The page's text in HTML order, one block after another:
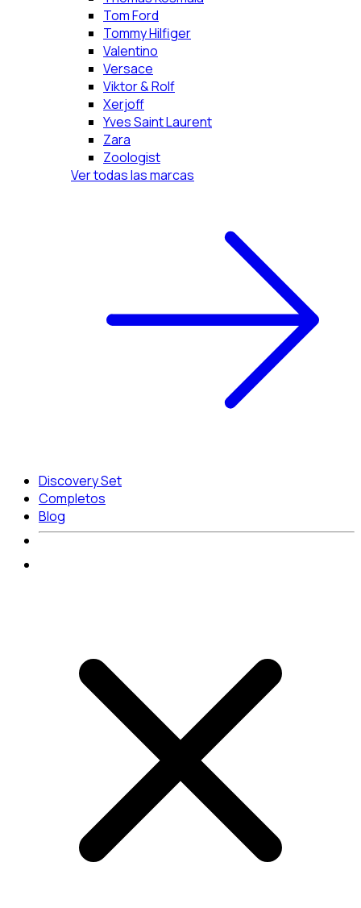
Tom Ford
Tommy Hilfiger
Valentino
Versace
Viktor & Rolf
Xerjoff
Yves Saint Laurent
Zara
Zoologist
Ver todas las marcas
Discovery Set
Completos
Blog